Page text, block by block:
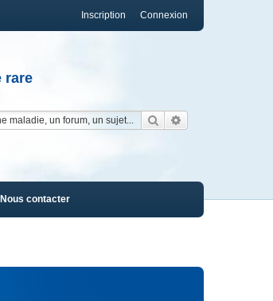
Connexion
Inscription
rare
Rechercher
Nous contacter